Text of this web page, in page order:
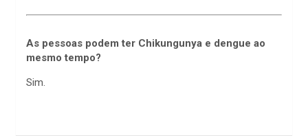
As pessoas podem ter Chikungunya e dengue ao
mesmo tempo?
Sim.